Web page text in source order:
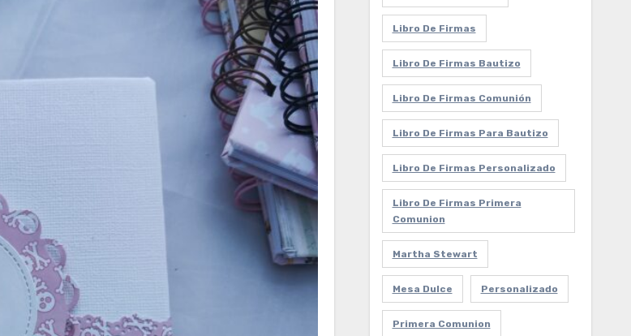
Libro De Firmas
Libro De Firmas Bautizo
Libro De Firmas Comunión
Libro De Firmas Para Bautizo
Libro De Firmas Personalizado
Libro De Firmas Primera
Comunion
Martha Stewart
Mesa Dulce Personalizado
Primera Comunion